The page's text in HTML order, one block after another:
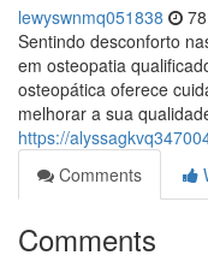
lewyswnmq051838
Sentindo desconforto
em osteopatia
osteopática oferece
melhorar a sua
https://
Comments
Comments